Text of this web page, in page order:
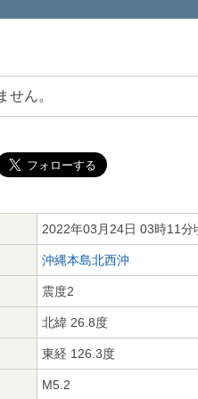
せん。
2022年03月24日 03時11分
沖縄本島北西沖
震度2
北緯 26.8度
東経 126.3度
M5.2